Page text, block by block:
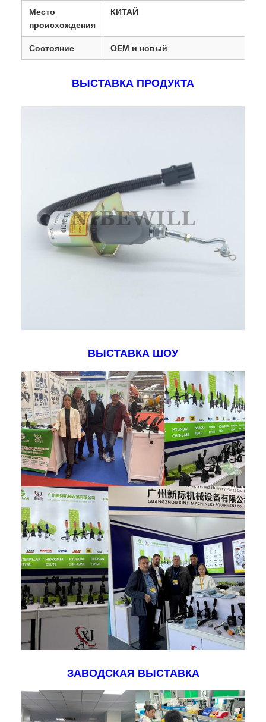
Место
происхождения
КИТАЙ
Состояние OEM и новый
ВЫСТАВКА ПРОДУКТА
ВЫСТАВКА ШОУ
ЗАВОДСКАЯ ВЫСТАВКА